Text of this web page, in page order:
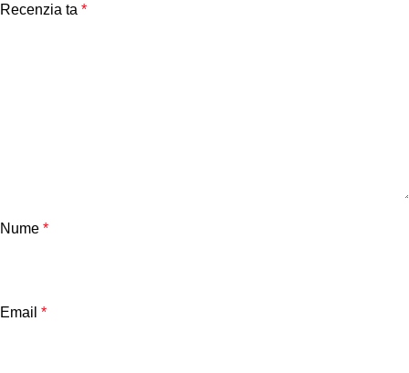
Recenzia ta *
Nume *
Email *